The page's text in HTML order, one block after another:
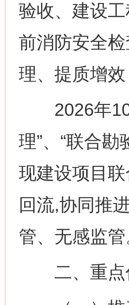
验收、建设
前消防安全
理、提质增
2026年10
理”、“联合勘
现建设项目
回流,协同推
管、无感监管
二、重点